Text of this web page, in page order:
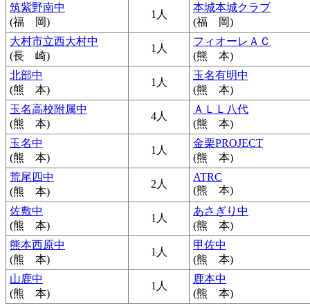
筑紫野南中
(福 岡)
1人
本城本城クラブ
(福 岡)
大村市立西大村中
(長 崎)
1人
フィオーレＡＣ
(熊 本)
北部中
(熊 本)
1人
玉名有明中
(熊 本)
玉名高校附属中
(熊 本)
4人
ＡＬＬ八代
(熊 本)
玉名中
(熊 本)
1人
金栗PROJECT
(熊 本)
荒尾四中
(熊 本)
2人
ATRC
(熊 本)
佐敷中
(熊 本)
1人
あさぎり中
(熊 本)
熊本西原中
(熊 本)
1人
甲佐中
(熊 本)
山鹿中
(熊 本)
1人
鹿本中
(熊 本)